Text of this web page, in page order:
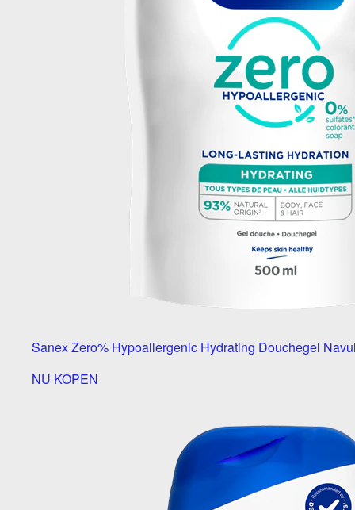
Sanex Zero% Hypoallergenic Hydrating Douchegel
NU KOPEN